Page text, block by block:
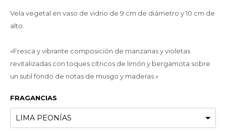
Vela vegetal en vaso de vidrio de 9 cm de diámetro y 10 cm de
alto.
«Fresca y vibrante composición de manzanas y violetas
revitalizadas con toques cítricos de limón y bergamota sobre
un sutil fondo de notas de musgo y maderas.»
FRAGANCIAS